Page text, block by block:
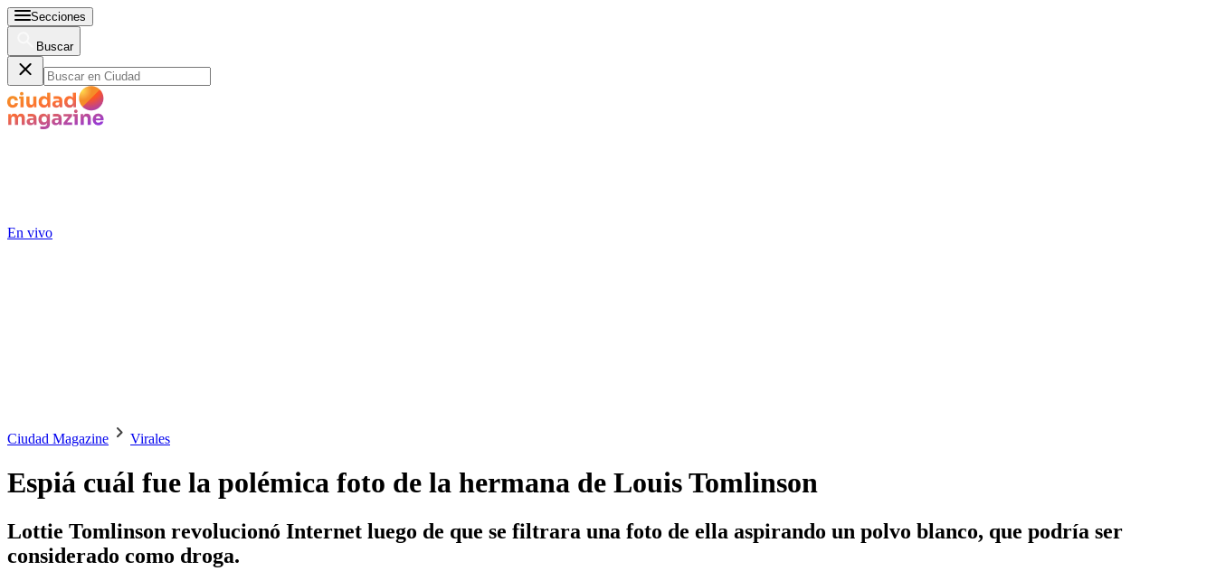
Secciones
Buscar
En vivo
Ciudad Magazine Virales
Espiá cuál fue la polémica foto de la hermana de Louis Tomlinson
Lottie Tomlinson revolucionó Internet luego de que se filtrara una foto de ella aspirando un polvo blanco, que podría ser
considerado como droga.